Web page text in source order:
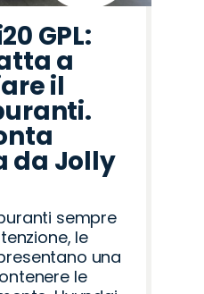
GPL:
a
il
da Jolly
sempre
le
una
le